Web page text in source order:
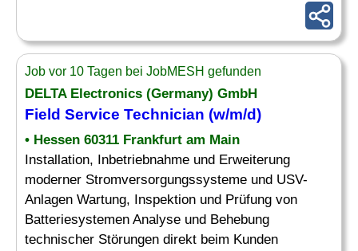
Job vor 10 Tagen bei JobMESH gefunden
DELTA Electronics (Germany) GmbH
Field Service Technician (w/m/d)
• Hessen 60311 Frankfurt am Main
Installation, Inbetriebnahme und Erweiterung
moderner Stromversorgungssysteme und USV-
Anlagen Wartung, Inspektion und Prüfung von
Batteriesystemen Analyse und Behebung
technischer Störungen direkt beim Kunden